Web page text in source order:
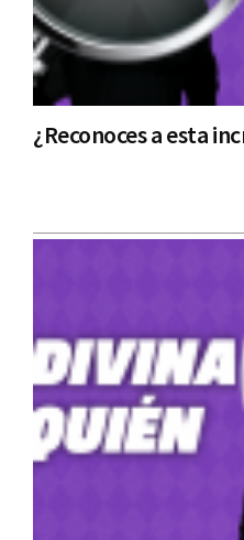
¿Reconoces a esta